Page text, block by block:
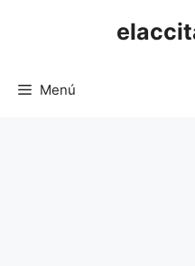
Menú